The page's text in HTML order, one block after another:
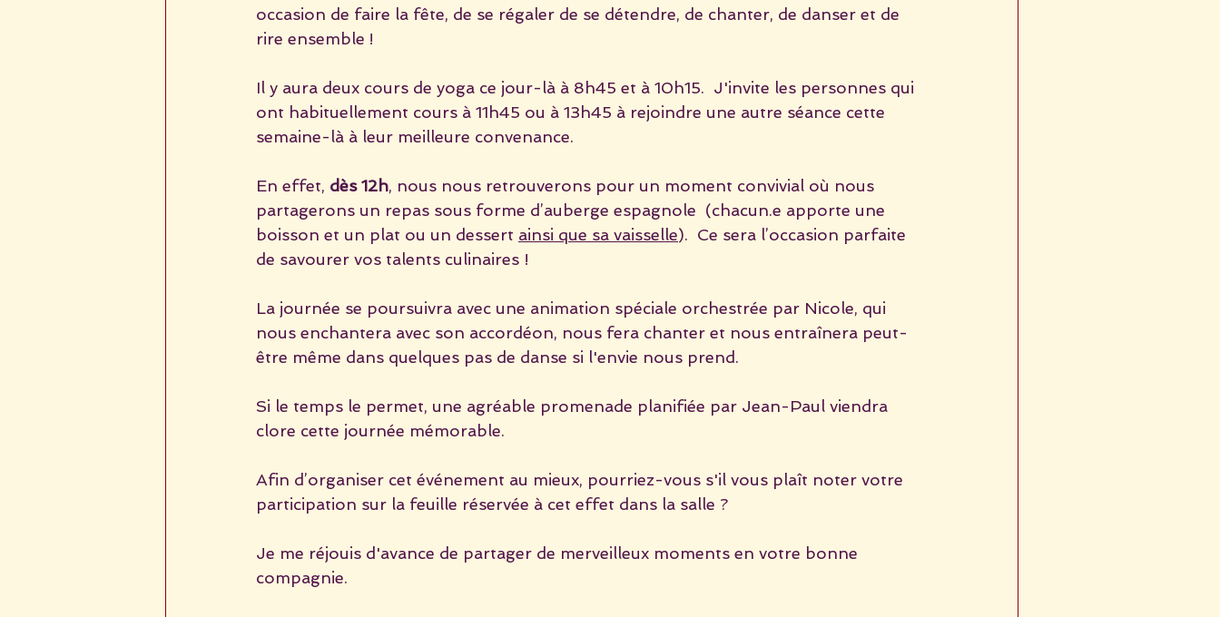
occasion de faire la fête, de se régaler de se détendre, de chanter, de danser et de
rire ensemble !
Il y aura deux cours de yoga ce jour-là à 8h45 et à 10h15.  J'invite les personnes qui
ont habituellement cours à 11h45 ou à 13h45 à rejoindre une autre séance cette
semaine-là à leur meilleure convenance.
En effet, dès 12h, nous nous retrouverons pour un moment convivial où nous
partagerons un repas sous forme d’auberge espagnole  (chacun.e apporte une
boisson et un plat ou un dessert ainsi que sa vaisselle).  Ce sera l’occasion parfaite
de savourer vos talents culinaires !
La journée se poursuivra avec une animation spéciale orchestrée par Nicole, qui
nous enchantera avec son accordéon, nous fera chanter et nous entraînera peut-
être même dans quelques pas de danse si l'envie nous prend.
Si le temps le permet, une agréable promenade planifiée par Jean-Paul viendra
clore cette journée mémorable.
Afin d’organiser cet événement au mieux, pourriez-vous s'il vous plaît noter votre
participation sur la feuille réservée à cet effet dans la salle ?
Je me réjouis d'avance de partager de merveilleux moments en votre bonne
compagnie.